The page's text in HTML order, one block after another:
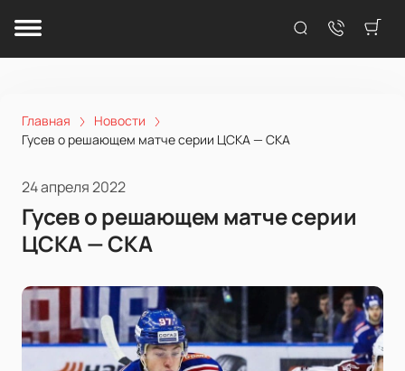
Главная
Новости
Гусев о решающем матче серии ЦСКА — СКА
24 апреля 2022
Гусев о решающем матче серии
ЦСКА — СКА